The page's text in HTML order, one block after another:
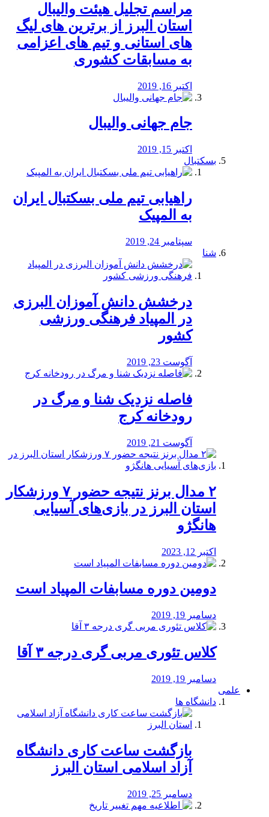
مراسم تجلیل هیئت والیبال
استان البرز از برترین های لیگ
های استانی و تیم های اعزامی
به مسابقات کشوری
اکتبر 16, 2019
جام جهانی والیبال
اکتبر 15, 2019
بسکتبال
راهیابی تیم ملی بسکتبال ایران
به المپیک
سپتامبر 24, 2019
شنا
درخشش دانش آموزان البرزی
در المپیاد فرهنگی ورزشی
کشور
آگوست 23, 2019
️فاصله نزدیک شنا و مرگ در
رودخانه کرج
آگوست 21, 2019
۲ مدال برنز نتیجه حضور ۷ ورزشکار
استان البرز در بازی‌های آسیایی
هانگژو
اکتبر 12, 2023
دومین دوره مسابفات المپیاد است
دسامبر 19, 2019
کلاس تئوری مربی گری درجه ۳ آقا
دسامبر 19, 2019
علمی
دانشگاه ها
بازگشت ساعت کاری دانشگاه
آزاد اسلامی استان البرز
دسامبر 25, 2019